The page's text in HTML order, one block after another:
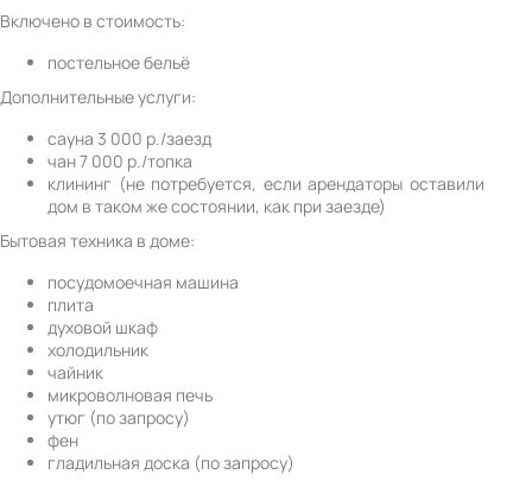
Включено в стоимость:
постельное бельё
Дополнительные услуги:
сауна 3 000 р./заезд
чан 7 000 р./топка
клининг (не потребуется, если арендаторы оставили
дом в таком же состоянии, как при заезде)
Бытовая техника в доме:
посудомоечная машина
плита
духовой шкаф
холодильник
чайник
микроволновая печь
утюг (по запросу)
фен
гладильная доска (по запросу)